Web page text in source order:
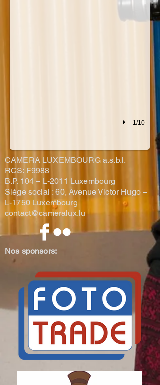
1/10
CAMERA LUXEMBOURG a.s.b.l.
RCS: F9988
B.P. 104 – L-2011 Luxembourg
Siège social : 60, Avenue Victor Hugo –
L-1750 Luxembourg
contact@cameralux.lu
Nos sponsors: